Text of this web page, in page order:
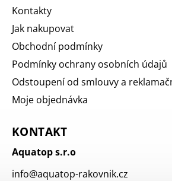
Kontakty
Jak nakupovat
Obchodní podmínky
Podmínky ochrany osobních údajů
Odstoupení od smlouvy a
Moje objednávka
KONTAKT
Aquatop s.r.o
info@aquatop-rakovnik.cz